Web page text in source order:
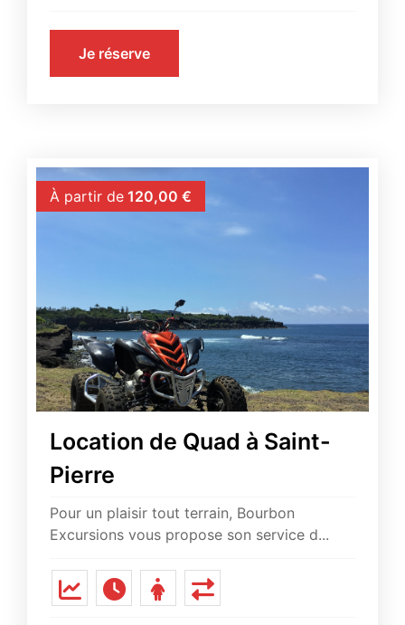
Je réserve
À partir de 120,00 €
Location de Quad à Saint-
Pierre
Pour un plaisir tout terrain, Bourbon
Excursions vous propose son service d...